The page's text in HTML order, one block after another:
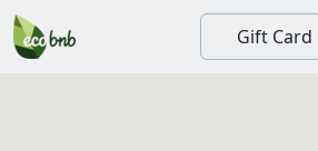
Gift Card